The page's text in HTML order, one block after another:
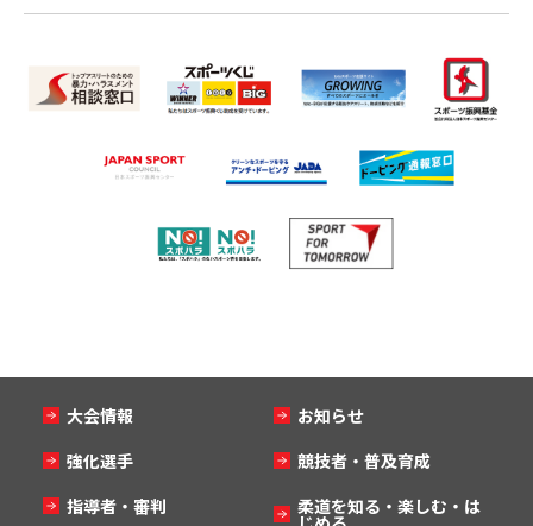
大会情報
お知らせ
強化選手
競技者・普及育成
指導者・審判
柔道を知る・楽しむ・は